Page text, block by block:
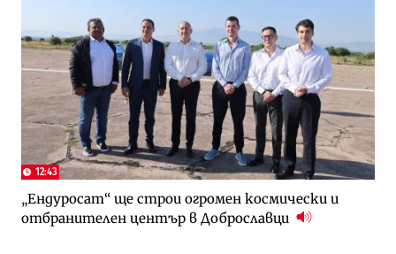
12:43
„Ендуросат“ ще строи огромен космически и
отбранителен център в Доброславци